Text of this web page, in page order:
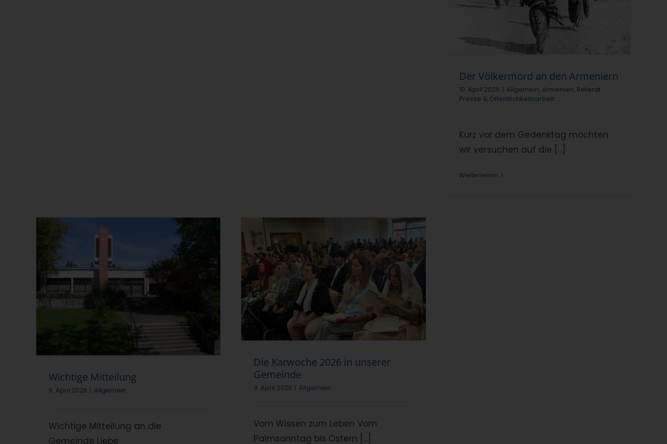
Der Völkermord an den Armeniern
10. April 2026 | Allgemein, Armenien, Referat
Presse & Öffentlichkeitsarbeit
Kurz vor dem Gedenktag möchten
wir versuchen auf die [...]
Weiterlesen
Wichtige Mitteilung
9. April 2026 Allgemein
Wichtige Mitteilung an die
Gemeinde Liebe
Die Karwoche 2026 in unserer
Gemeinde
Die Karwoche 2026 in unserer
Gemeinde
9. April 2026 | Allgemein
Vom Wissen zum Leben Vom
Palmsonntag bis Ostern [...]